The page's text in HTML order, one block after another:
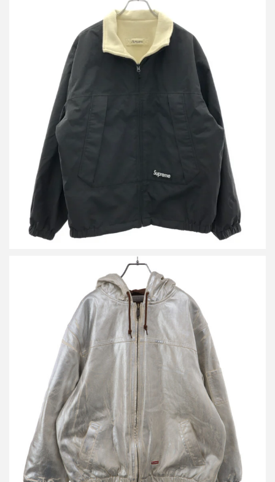
シュプリーム 22SS GORE-TEX Reversible Polartec Lined Jacket
リバーシブルジャケット
シュプリーム×エムエムシックス メゾン マルジェラ 24SS Foil
Hooded Work Jacket ホイルフーデッドワークジャケット
買取金額38,400円
詳しく見る